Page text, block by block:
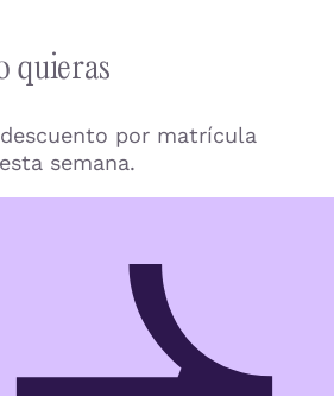
quieras
por matrícula
semana.